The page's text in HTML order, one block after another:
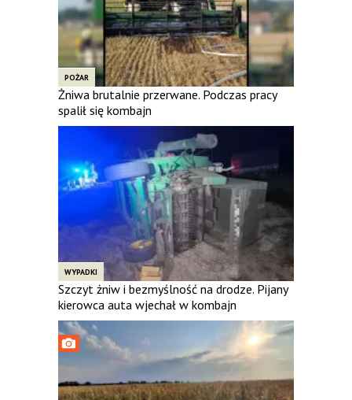
POŻAR
Żniwa brutalnie przerwane. Podczas pracy
spalił się kombajn
WYPADKI
Szczyt żniw i bezmyślność na drodze. Pijany
kierowca auta wjechał w kombajn